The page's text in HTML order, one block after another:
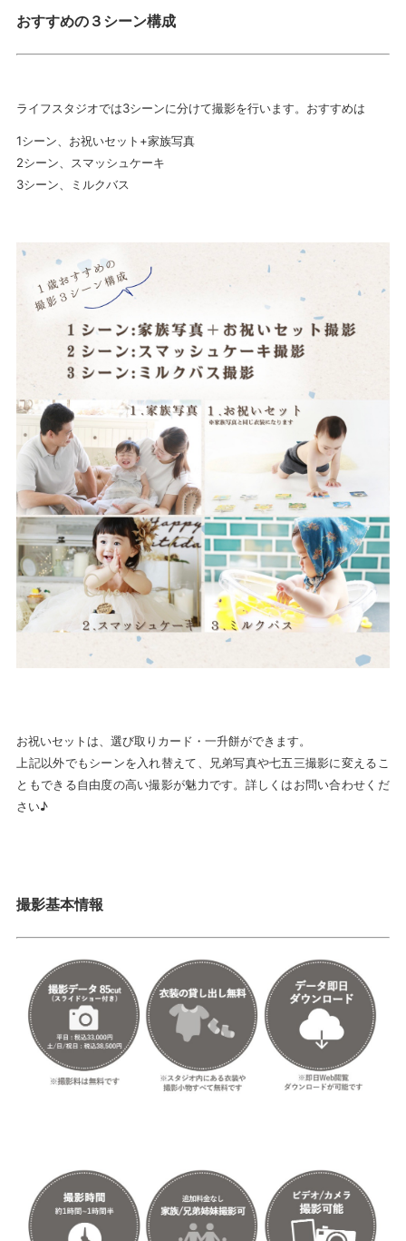
おすすめの３シーン構成
ライフスタジオでは3シーンに分けて撮影を行います。おすすめは
1シーン、お祝いセット+家族写真
2シーン、スマッシュケーキ
3シーン、ミルクバス
お祝いセットは、選び取りカード・一升餅ができます。
上記以外でもシーンを入れ替えて、兄弟写真や七五三撮影に変えるこ
ともできる自由度の高い撮影が魅力です。詳しくはお問い合わせくだ
さい♪
撮影基本情報